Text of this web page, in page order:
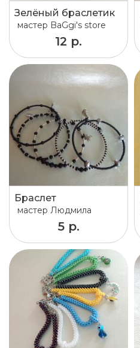
Зелёный браслетик
мастер BaGgi's store
12 р.
Браслет
мастер Людмила
5 р.